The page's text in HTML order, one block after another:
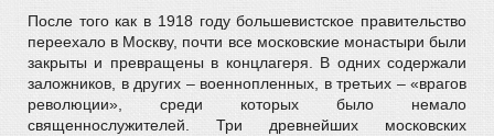
После того как в 1918 году большевистское правительство
переехало в Москву, почти все московские монастыри были
закрыты и превращены в концлагеря. В одних содержали
заложников, в других – военнопленных, в третьих – «врагов
революции», среди которых было немало
священнослужителей. Три древнейших московских